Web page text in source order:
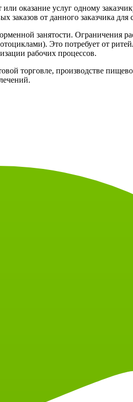
оказание услуг одному
от данного заказчика для
занятости. Ограничения
Это потребует от
рабочих процессов.
торговле, производстве